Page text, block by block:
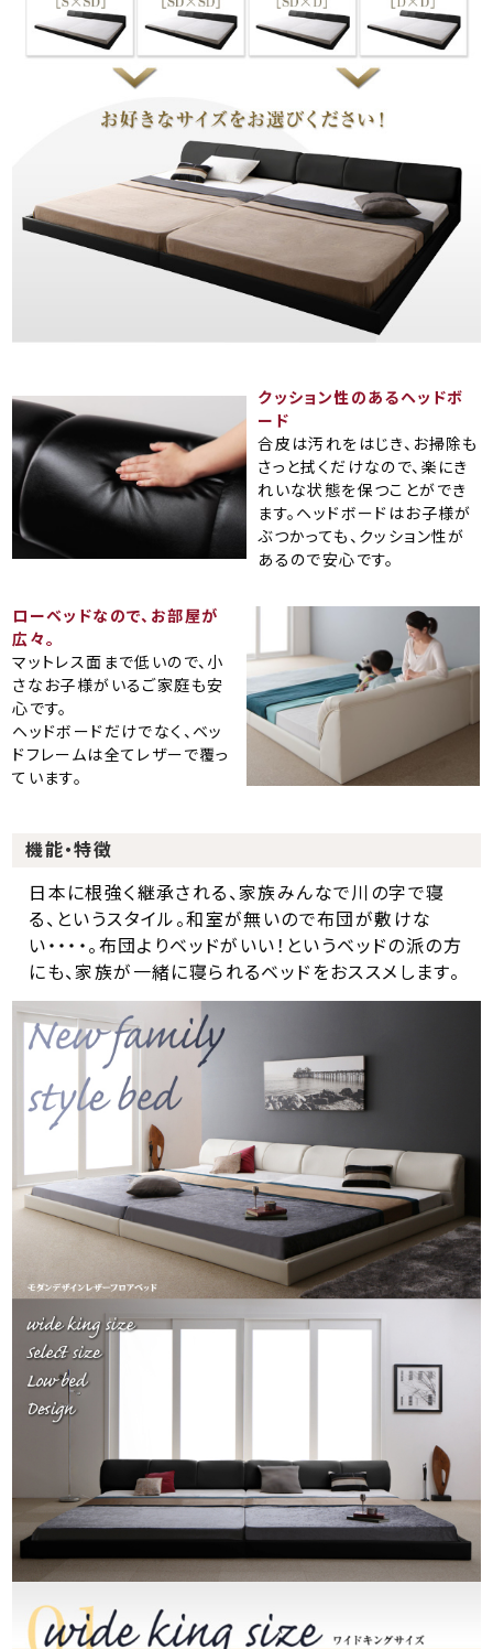
クッション性のあるヘッドボ
ード
合皮は汚れをはじき、お掃除も
さっと拭くだけなので、楽にき
れいな状態を保つことができ
ます。ヘッドボードはお子様が
ぶつかっても、クッション性が
あるので安心です。
ローベッドなので、お部屋が
広々。
マットレス面まで低いので、小
さなお子様がいるご家庭も安
心です。
ヘッドボードだけでなく、ベッ
ドフレームは全てレザーで覆っ
ています。
機能・特徴
日本に根強く継承される、家族みんなで川の字で寝
る、というスタイル。和室が無いので布団が敷けな
い・・・・。布団よりベッドがいい！というベッドの派の方
にも、家族が一緒に寝られるベッドをおススメします。